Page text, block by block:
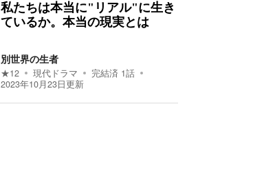
私たちは本当に"リアル"に生き
ているか。本当の現実とは
別世界の生者
★12 現代ドラマ 完結済 1話
2023年10月23日更新